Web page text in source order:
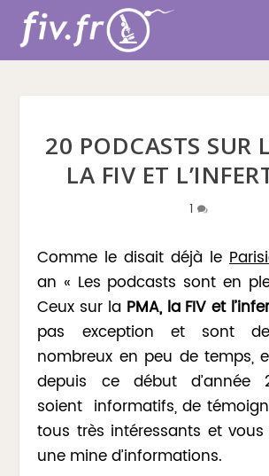
20 PODCASTS SUR
LA FIV ET
1
Comme le disait déjà le
an « Les podcasts sont en
Ceux sur la PMA, la FIV et
pas exception et sont
nombreux en peu de temps,
depuis ce début d’année
soient informatifs, de
tous très intéressants et
une mine d’informations.